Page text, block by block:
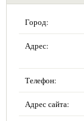
Город:
Адрес:
Телефон:
Адрес сайта: